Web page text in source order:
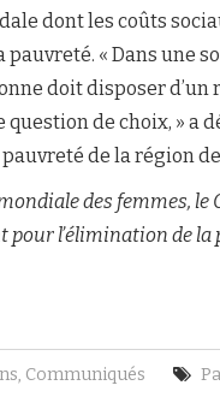
dont les coûts
« Dans une
doit disposer
question de choix, » a
de la région de
des femmes, le
l’élimination de la
, Communiqués